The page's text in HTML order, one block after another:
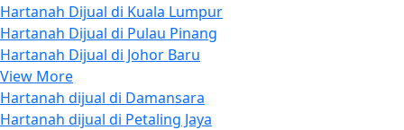
Hartanah Dijual di Kuala Lumpur
Hartanah Dijual di Pulau Pinang
Hartanah Dijual di Johor Baru
View More
Hartanah dijual di Damansara
Hartanah dijual di Petaling Jaya